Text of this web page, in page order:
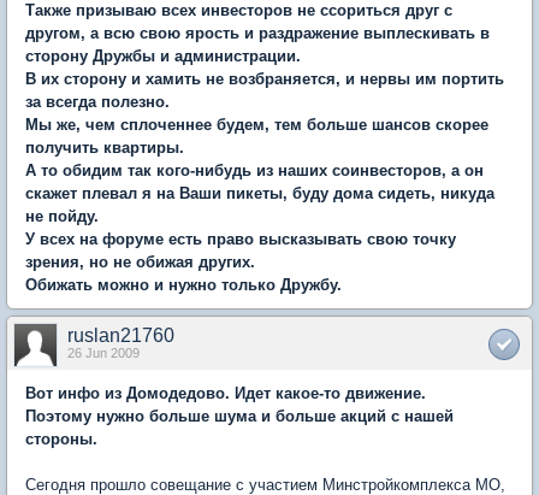
Также призываю всех инвесторов не ссориться друг с
другом, а всю свою ярость и раздражение выплескивать в
сторону Дружбы и администрации.
В их сторону и хамить не возбраняется, и нервы им портить
за всегда полезно.
Мы же, чем сплоченнее будем, тем больше шансов скорее
получить квартиры.
А то обидим так кого-нибудь из наших соинвесторов, а он
скажет плевал я на Ваши пикеты, буду дома сидеть, никуда
не пойду.
У всех на форуме есть право высказывать свою точку
зрения, но не обижая других.
Обижать можно и нужно только Дружбу.
ruslan21760
26 Jun 2009
Вот инфо из Домодедово. Идет какое-то движение.
Поэтому нужно больше шума и больше акций с нашей
стороны.
Сегодня прошло совещание с участием Минстройкомплекса МО,